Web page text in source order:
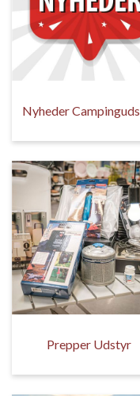
Nyheder
Prepper Udstyr